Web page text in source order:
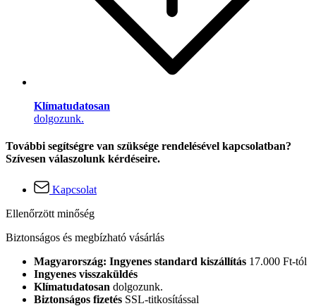
Klímatudatosan
dolgozunk.
További segítségre van szüksége rendelésével kapcsolatban?
Szívesen válaszolunk kérdéseire.
Kapcsolat
Ellenőrzött minőség
Biztonságos és megbízható vásárlás
Magyarország: Ingyenes standard kiszállítás 17.000 Ft-tól
Ingyenes visszaküldés
Klímatudatosan dolgozunk.
Biztonságos fizetés SSL-titkosítással